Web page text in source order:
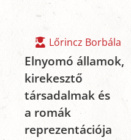
Lőrincz Borbála
Elnyomó államok,
kirekesztő
társadalmak és
a romák
reprezentációja